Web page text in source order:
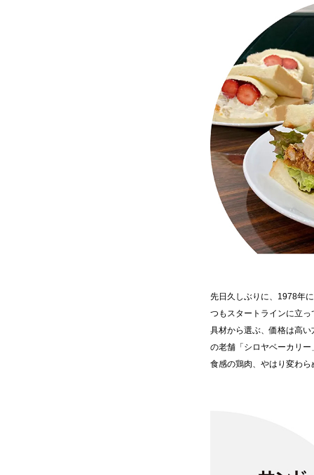
先日久しぶりに、1978年
つもスタートラインに立
具材から選ぶ、価格は高
の老舗「シロヤベーカリ
食感の鶏肉、やはり変わ